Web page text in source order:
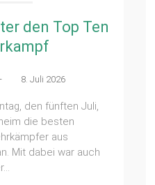
den Top Ten
8. Juli 2026
den fünften Juli,
die besten
aus
Mit dabei war auch